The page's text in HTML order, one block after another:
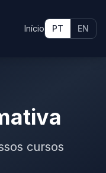
Início PT EN
cursos